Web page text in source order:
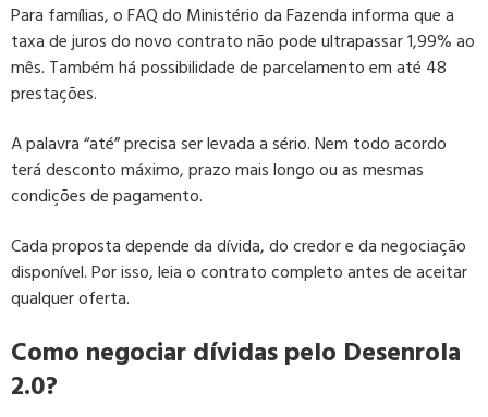
Para famílias, o FAQ do Ministério da Fazenda informa que a
taxa de juros do novo contrato não pode ultrapassar 1,99% ao
mês. Também há possibilidade de parcelamento em até 48
prestações.
A palavra “até” precisa ser levada a sério. Nem todo acordo
terá desconto máximo, prazo mais longo ou as mesmas
condições de pagamento.
Cada proposta depende da dívida, do credor e da negociação
disponível. Por isso, leia o contrato completo antes de aceitar
qualquer oferta.
Como negociar dívidas pelo Desenrola
2.0?